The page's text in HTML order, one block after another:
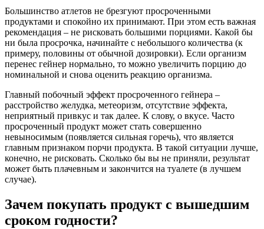
Большинство атлетов не брезгуют просроченными
продуктами и спокойно их принимают. При этом есть важная
рекомендация – не рисковать большими порциями. Какой бы
ни была просрочка, начинайте с небольшого количества (к
примеру, половины от обычной дозировки). Если организм
перенес гейнер нормально, то можно увеличить порцию до
номинальной и снова оценить реакцию организма.
Главный побочный эффект просроченного гейнера –
расстройство желудка, метеоризм, отсутствие эффекта,
неприятный привкус и так далее. К слову, о вкусе. Часто
просроченный продукт может стать совершенно
невыносимым (появляется сильная горечь), что является
главным признаком порчи продукта. В такой ситуации лучше,
конечно, не рисковать. Сколько бы вы не приняли, результат
может быть плачевным и закончится на туалете (в лучшем
случае).
Зачем покупать продукт с вышедшим
сроком годности?